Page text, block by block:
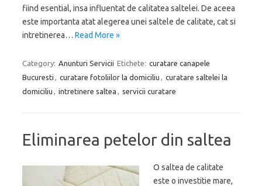
fiind esential, insa influentat de calitatea saltelei. De aceea
este importanta atat alegerea unei saltele de calitate, cat si
intretinerea… Read More »
Category: Anunturi Servicii Etichete: curatare canapele
Bucuresti , curatare fotoliilor la domiciliu , curatare saltelei la
domiciliu , intretinere saltea , servicii curatare
Eliminarea petelor din saltea
O saltea de calitate
este o investitie mare,